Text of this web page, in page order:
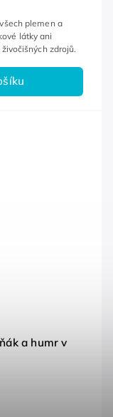
plemen a
látky ani
zdrojů.
a humr v